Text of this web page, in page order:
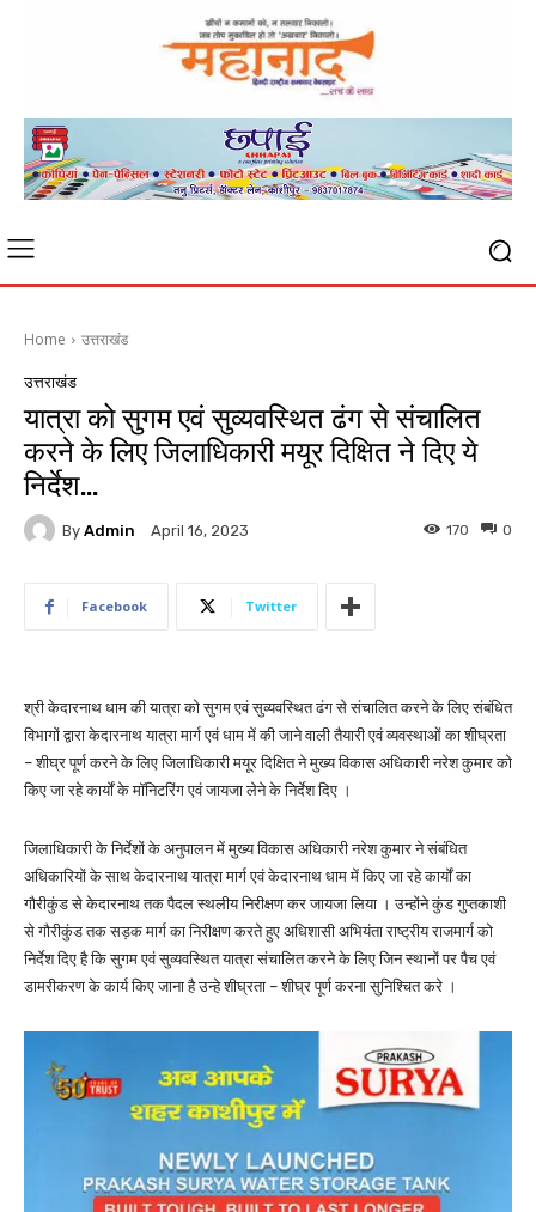
Home उत्तराखंड
उत्तराखंड
यात्रा को सुगम एवं सुव्यवस्थित ढंग से संचालित
करने के लिए जिलाधिकारी मयूर दिक्षित ने दिए ये
निर्देश…
By Admin April 16, 2023 0
170
Facebook Twitter
श्री केदारनाथ धाम की यात्रा को सुगम एवं सुव्यवस्थित ढंग से संचालित करने के लिए संबंधित
विभागों द्वारा केदारनाथ यात्रा मार्ग एवं धाम में की जाने वाली तैयारी एवं व्यवस्थाओं का शीघ्रता
– शीघ्र पूर्ण करने के लिए जिलाधिकारी मयूर दिक्षित ने मुख्य विकास अधिकारी नरेश कुमार को
किए जा रहे कार्यों के मॉनिटरिंग एवं जायजा लेने के निर्देश दिए ।
जिलाधिकारी के निर्देशों के अनुपालन में मुख्य विकास अधिकारी नरेश कुमार ने संबंधित
अधिकारियों के साथ केदारनाथ यात्रा मार्ग एवं केदारनाथ धाम में किए जा रहे कार्यों का
गौरीकुंड से केदारनाथ तक पैदल स्थलीय निरीक्षण कर जायजा लिया । उन्होंने कुंड गुप्तकाशी
से गौरीकुंड तक सड़क मार्ग का निरीक्षण करते हुए अधिशासी अभियंता राष्ट्रीय राजमार्ग को
निर्देश दिए है कि सुगम एवं सुव्यवस्थित यात्रा संचालित करने के लिए जिन स्थानों पर पैच एवं
डामरीकरण के कार्य किए जाना है उन्हे शीघ्रता – शीघ्र पूर्ण करना सुनिश्चित करे ।